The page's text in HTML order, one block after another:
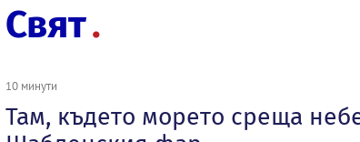
Свят
10 минути
Там, където морето среща